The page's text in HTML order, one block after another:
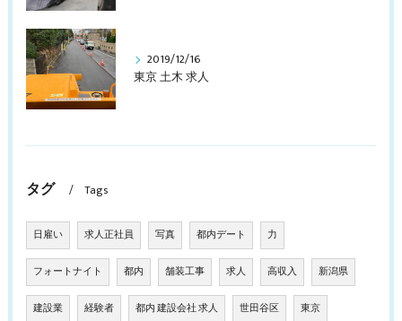
2019/12/16
東京 土木 求人
タグ Tags
日雇い 求人正社員 写真 都内デート 力
フォートナイト 都内 舗装工事 求人 高収入 新潟県
建設業 経験者 都内 建設会社 求人 世田谷区 東京